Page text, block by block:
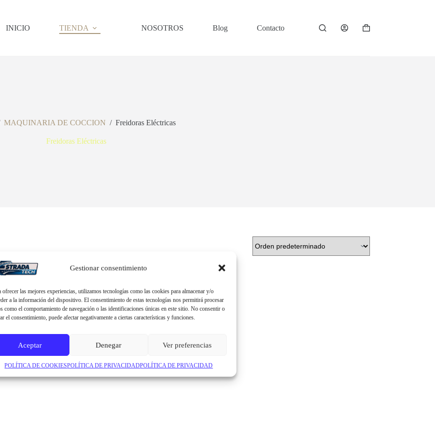
Gestionar consentimiento
ofrecer las mejores experiencias, utilizamos tecnologías como las cookies para almacenar y/o
a la información del dispositivo. El consentimiento de estas tecnologías nos permitirá procesar
como el comportamiento de navegación o las identificaciones únicas en este sitio. No consentir o
el consentimiento, puede afectar negativamente a ciertas características y funciones.
Aceptar Denegar Ver preferencias
POLÍTICA DE COOKIESPOLÍTICA DE PRIVACIDADPOLÍTICA DE PRIVACIDAD
INICIO TIENDA NOSOTROS Blog Contacto
Carro
MAQUINARIA DE COCCION / Freidoras Eléctricas
Freidoras Eléctricas